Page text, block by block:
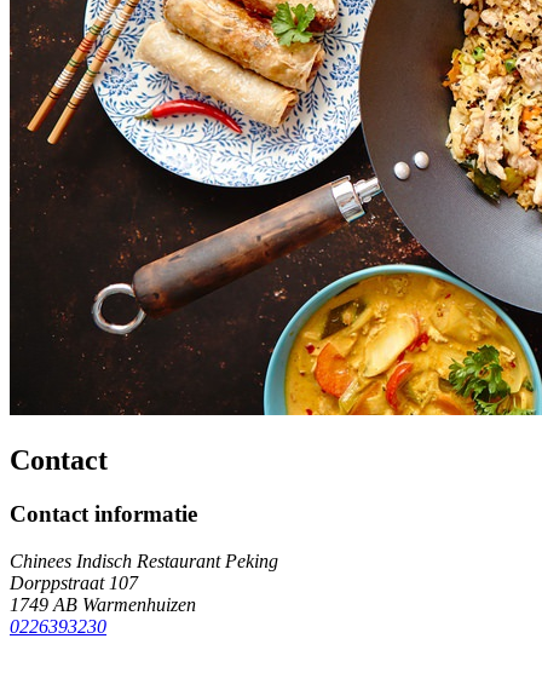
Contact
Contact informatie
Chinees Indisch Restaurant Peking
Dorppstraat 107
1749 AB Warmenhuizen
0226393230